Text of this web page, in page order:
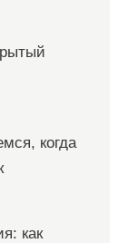
когда
как